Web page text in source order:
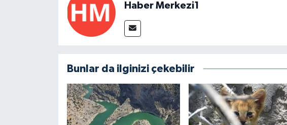
Haber Merkezi1
Bunlar da ilginizi çekebilir